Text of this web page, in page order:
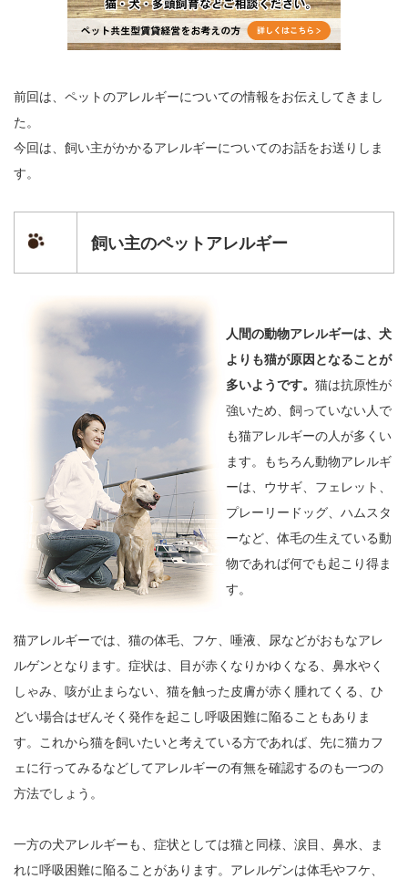
前回は、ペットのアレルギーについての情報をお伝えしてきまし
た。
今回は、飼い主がかかるアレルギーについてのお話をお送りしま
す。
飼い主のペットアレルギー
人間の動物アレルギーは、犬
よりも猫が原因となることが
多いようです。 猫は抗原性が
強いため、飼っていない人で
も猫アレルギーの人が多くい
ます。もちろん動物アレルギ
ーは、ウサギ、フェレット、
プレーリードッグ、ハムスタ
ーなど、体毛の生えている動
物であれば何でも起こり得ま
す。
猫アレルギーでは、猫の体毛、フケ、唾液、尿などがおもなアレ
ルゲンとなります。症状は、目が赤くなりかゆくなる、鼻水やく
しゃみ、咳が止まらない、猫を触った皮膚が赤く腫れてくる、ひ
どい場合はぜんそく発作を起こし呼吸困難に陥ることもありま
す。これから猫を飼いたいと考えている方であれば、先に猫カフ
ェに行ってみるなどしてアレルギーの有無を確認するのも一つの
方法でしょう。
一方の犬アレルギーも、症状としては猫と同様、涙目、鼻水、ま
れに呼吸困難に陥ることがあります。アレルゲンは体毛やフケ、